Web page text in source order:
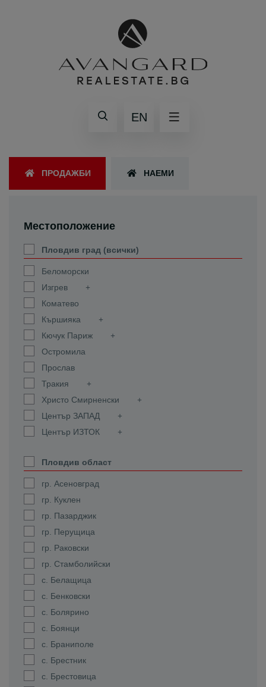
EN
ПРОДАЖБИ НАЕМИ
Местоположение
Пловдив град (всички)
Беломорски
Изгрев
Коматево
Кършияка
Кючук Париж
Остромила
Прослав
Тракия
Христо Смирненски
Център ЗАПАД
Център ИЗТОК
Пловдив област
гр. Асеновград
гр. Куклен
гр. Пазарджик
гр. Перущица
гр. Раковски
гр. Стамболийски
с. Белащица
с. Бенковски
с. Болярино
с. Боянци
с. Браниполе
с. Брестник
с. Брестовица